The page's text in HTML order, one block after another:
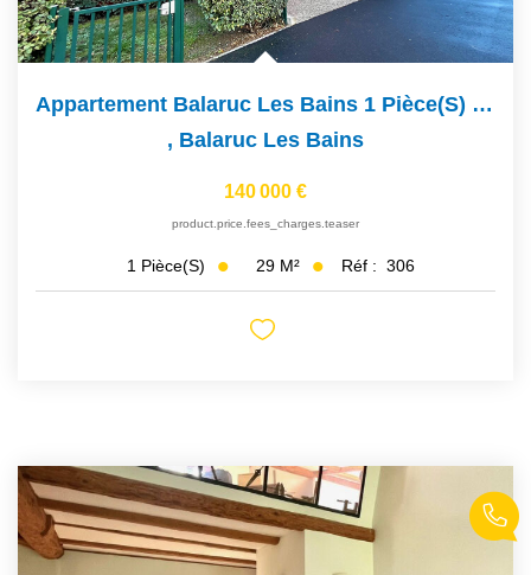
Appartement Balaruc Les Bains 1 Pièce(s) 28.700 M2
, Balaruc Les Bains
140 000 €
product.price.fees_charges.teaser
1 Pièce(s) 29 M² Réf : 306